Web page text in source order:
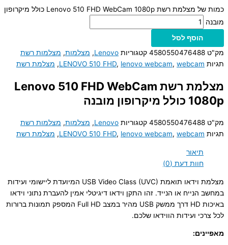
כמות של מצלמת רשת Lenovo 510 FHD WebCam 1080p כולל מיקרופון
מובנה
הוסף לסל
מק"ט 4580550476488 קטגוריות Lenovo
, מצלמות, מצלמות רשת
תגיות
LENOVO 510 FHD, lenovo webcam, webcam
, מצלמת רשת
מצלמת רשת Lenovo 510 FHD WebCam
1080p כולל מיקרופון מובנה
מק"ט 4580550476488 קטגוריות Lenovo
, מצלמות, מצלמות רשת
תגיות
LENOVO 510 FHD, lenovo webcam, webcam
, מצלמת רשת
תיאור
חוות דעת (0)
מצלמת וידאו תואמת USB Video Class (UVC) המיועדת ליישומי ועידות
במחשב הנייח או הנייד. זהו התקן וידאו דיגיטלי אמין להעברת נתוני וידאו
באיכות HD דרך ממשק USB מהיר במצב Full HD המספק תמונות ברורות
לכל צרכי ועידות הווידאו שלכם.
מאפיינים: